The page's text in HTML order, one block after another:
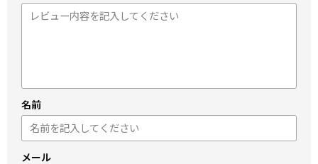
名前
メール